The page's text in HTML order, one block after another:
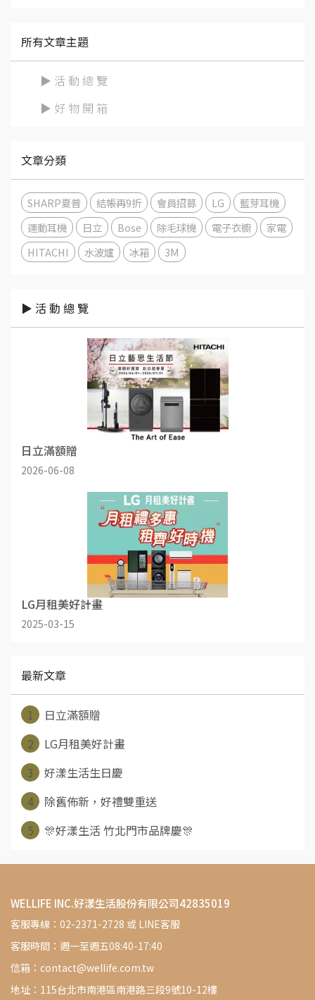
所有文章主題
▶ 活 動 總 覽
▶ 好 物 開 箱
文章分類
SHARP夏普 結帳再9折 會員招募 LG
藍芽耳機
運動耳機
日立 Bose 除毛球機 電子衣櫥
家電
HITACHI
水波爐 冰箱 3M
▶ 活 動 總 覽
日立滿額贈
2026-06-08
LG月租美好計畫
2025-03-15
最新文章
1
日立滿額贈
2
LG月租美好計畫
3
好漾生活生日慶
4
除舊佈新，好禮雙重送
5
🎊好漾生活 竹北門市品牌慶🎊
WELLIFE INC.好漾生活股份有限公司42835019
客服專線：02-2371-2728 或 LINE客服
客服時間：週一至週五08:40-17:40
信箱：contact@wellife.com.tw
地址：115台北市南港區南港路三段9號10-12樓